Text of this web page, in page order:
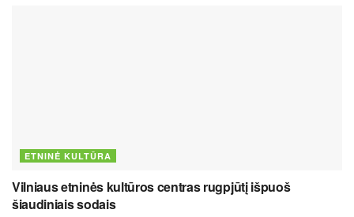
ETNINĖ KULTŪRA
Vilniaus etninės kultūros centras rugpjūtį išpuoš
šiaudiniais sodais